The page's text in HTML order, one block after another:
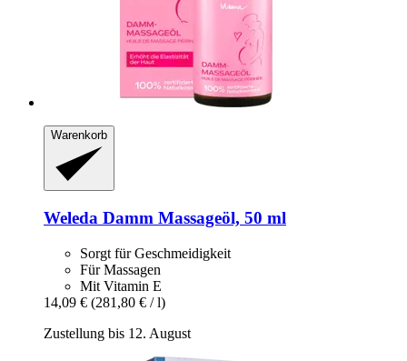
Warenkorb
Weleda Damm Massageöl, 50 ml
Sorgt für Geschmeidigkeit
Für Massagen
Mit Vitamin E
14,09 € (281,80 € / l)
Zustellung bis 12. August